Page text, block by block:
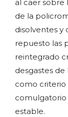
al caer sobre
de la
disolventes y
repuesto las
reintegrado
desgastes
como criterio
comulgatorio
estable.